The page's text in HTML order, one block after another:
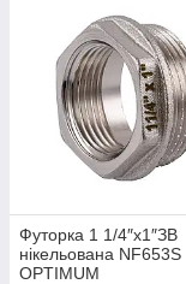
Футорка 1 1/4″х1″ЗВ
нікельована NF653S
OPTIMUM